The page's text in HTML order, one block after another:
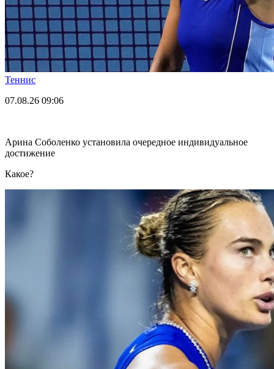
Теннис
07.08.26 09:06
Арина Соболенко установила очередное индивидуальное
достижение
Какое?